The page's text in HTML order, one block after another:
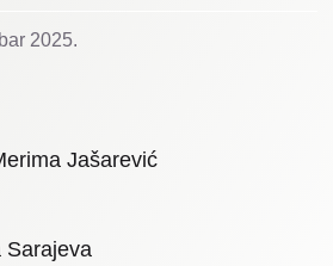
2025.
Jašarević
Sarajeva